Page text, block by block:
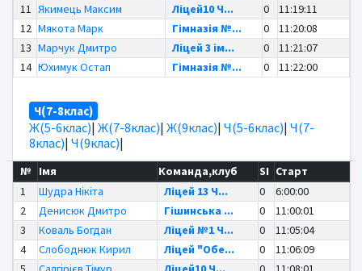
11 Якимець Максим Ліцей10 Ч... 0
11:19:11
12 Мякота Марк Гімназія №... 0
11:20:08
13 Марчук Дмитро Ліцей 3 ім... 0
11:21:07
14 Юхимук Остап Гімназія №... 0 11:22:00
Ч(7-8клас)
Ж(5-6клас)| Ж(7-8клас)| Ж(9клас)| Ч(5-6клас)| Ч(7-
8клас)| Ч(9клас)|
№ Імя Команда,клуб SI Старт
1
Шудра Нікіта Ліцей 13 Ч... 0
6:00:00
2
Денисюк Дмитро Гішинська ... 0
11:00:01
3
Коваль Богдан Ліцей №1 Ч... 0
11:05:04
4
Слободнюк Кирил Ліцей "Обе... 0
11:06:09